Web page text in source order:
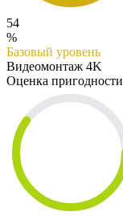
54
%
Базовый уровень
Видеомонтаж 4K
Оценка пригодности